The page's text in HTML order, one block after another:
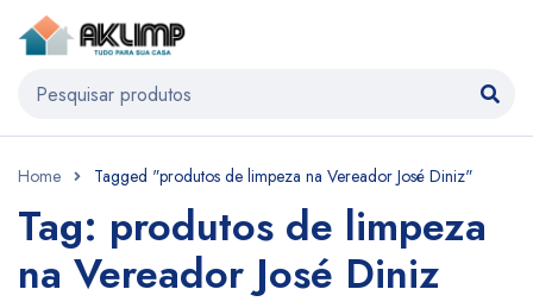
Home Tagged "produtos de limpeza na Vereador José Diniz"
Tag: produtos de limpeza
na Vereador José Diniz